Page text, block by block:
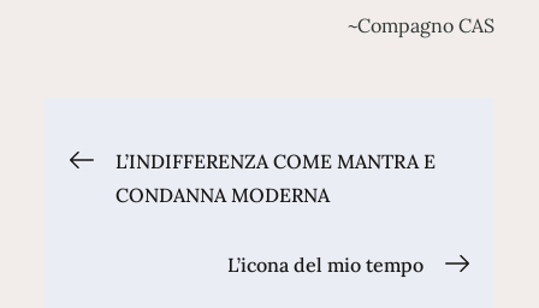
~Compagno CAS
Navigazione
L’INDIFFERENZA COME MANTRA E
CONDANNA MODERNA
L’icona del mio tempo